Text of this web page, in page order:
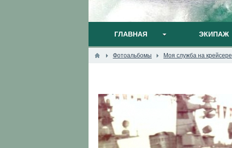
ГЛАВНАЯ ЭКИПАЖ
Фотоальбомы Моя служба на крейсере